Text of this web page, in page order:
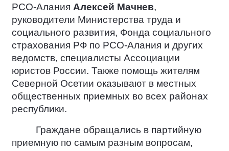
РСО-Алания Алексей Мачнев,
руководители Министерства труда и
социального развития, Фонда социального
страхования РФ по РСО-Алания и других
ведомств, специалисты Ассоциации
юристов России. Также помощь жителям
Северной Осетии оказывают в местных
общественных приемных во всех районах
республики.
Граждане обращались в партийную
приемную по самым разным вопросам,